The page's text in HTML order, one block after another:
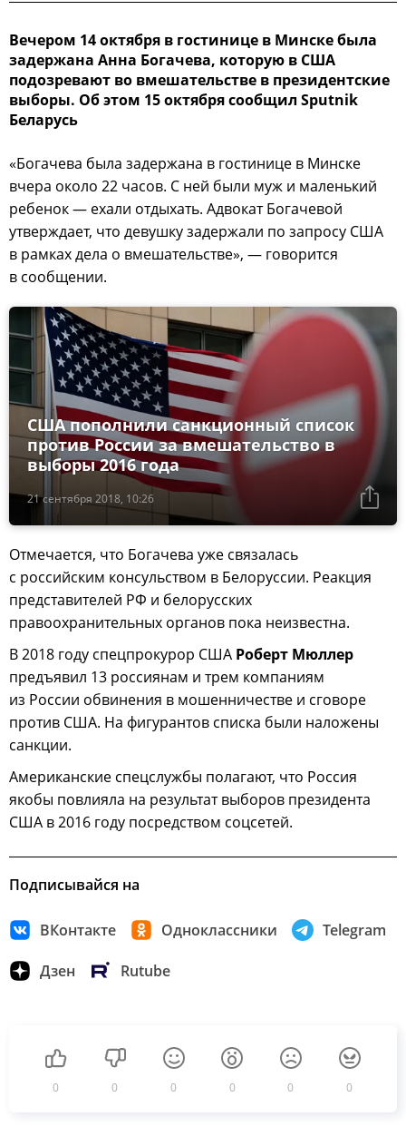
Вечером 14 октября в гостинице в Минске была
задержана Анна Богачева, которую в США
подозревают во вмешательстве в президентские
выборы. Об этом 15 октября сообщил Sputnik
Беларусь
«Богачева была задержана в гостинице в Минске
вчера около 22 часов. С ней были муж и маленький
ребенок — ехали отдыхать. Адвокат Богачевой
утверждает, что девушку задержали по запросу США
в рамках дела о вмешательстве», — говорится
в сообщении.
21 сентября 2018, 10:26
США пополнили санкционный список
против России за вмешательство в
выборы 2016 года
Отмечается, что Богачева уже связалась
с российским консульством в Белоруссии. Реакция
представителей РФ и белорусских
правоохранительных органов пока неизвестна.
В 2018 году спецпрокурор США Роберт Мюллер
предъявил 13 россиянам и трем компаниям
из России обвинения в мошенничестве и сговоре
против США. На фигурантов списка были наложены
санкции.
Американские спецслужбы полагают, что Россия
якобы повлияла на результат выборов президента
США в 2016 году посредством соцсетей.
Подписывайся на
ВКонтакте Одноклассники Telegram
Дзен Rutube
0 0 0 0 0 0